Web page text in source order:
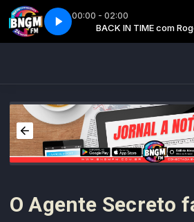
00:00 - 02:00
Pires BACK IN TIME com Roger
4 The music of time - Parte 4
O Agente Secreto